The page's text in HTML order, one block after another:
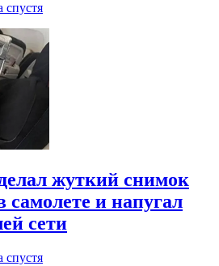
спустя
жуткий снимок
самолете и напугал
сети
спустя